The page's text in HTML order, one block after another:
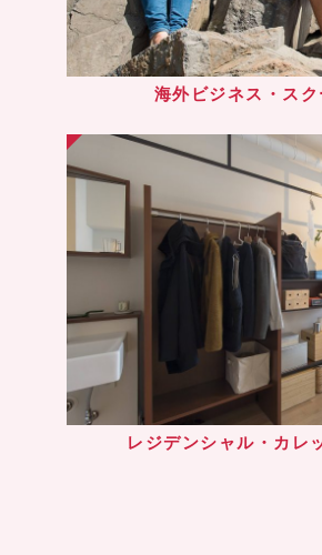
海外ビジネス・ス
レジデンシャル・カレ